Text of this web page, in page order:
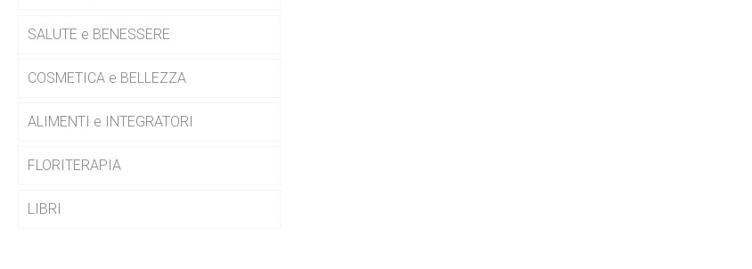
SALUTE e BENESSERE
COSMETICA e BELLEZZA
ALIMENTI e INTEGRATORI
FLORITERAPIA
LIBRI